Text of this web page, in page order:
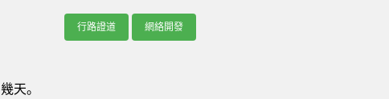
行路證道 網絡開發
天。